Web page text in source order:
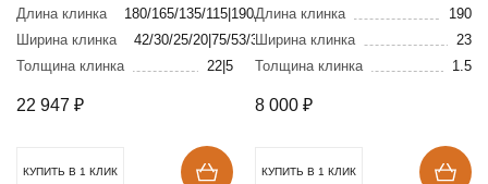
ножей из стали 95Х18
Длина клинка
180/165/135/115|190/185/160/90
Ширина клинка
42/30/25/20|75/53/33/23
Толщина клинка
22|5
22 947 ₽
КУПИТЬ В 1 КЛИК
стали VG-10
Длина клинка
190
Ширина клинка
23
Толщина клинка
1.5
8 000 ₽
КУПИТЬ В 1 КЛИК